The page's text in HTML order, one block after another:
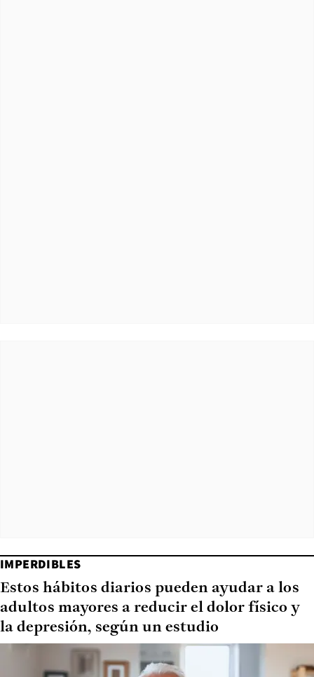
IMPERDIBLES
Estos hábitos diarios pueden ayudar a los
adultos mayores a reducir el dolor físico y
la depresión, según un estudio